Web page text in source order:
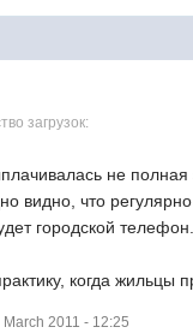
загрузок:
не
видно, что
городской телефон.
когда жильцы
2011 - 12:25